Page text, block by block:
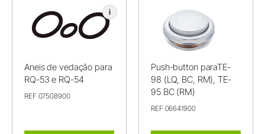
i
Aneis de vedação para
RQ-53 e RQ-54
REF 07508900
Push-button paraTE-
98 (LQ, BC, RM), TE-
95 BC (RM)
REF 06641900